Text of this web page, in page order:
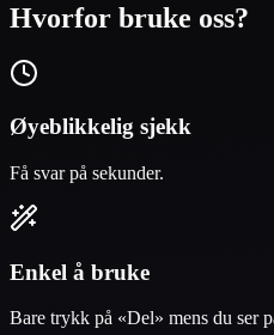
Hvorfor bruke oss?
Øyeblikkelig sjekk
Få svar på sekunder.
Enkel å bruke
Bare trykk på «Del» mens du ser